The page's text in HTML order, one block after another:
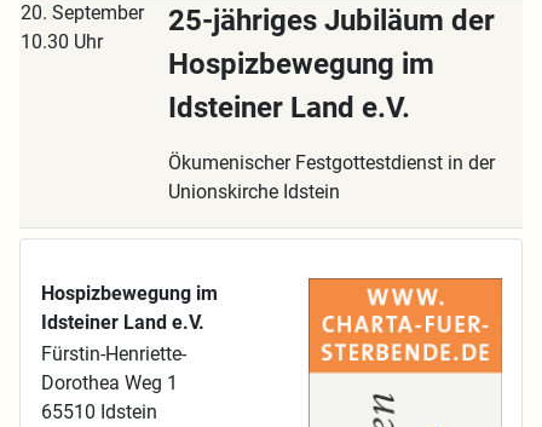
20. September
10.30 Uhr
25-jähriges Jubiläum der
Hospizbewegung im
Idsteiner Land e.V.
Ökumenischer Festgottestdienst in der
Unionskirche Idstein
Hospizbewegung im
Idsteiner Land e.V.
Fürstin-Henriette-
Dorothea Weg 1
65510 Idstein